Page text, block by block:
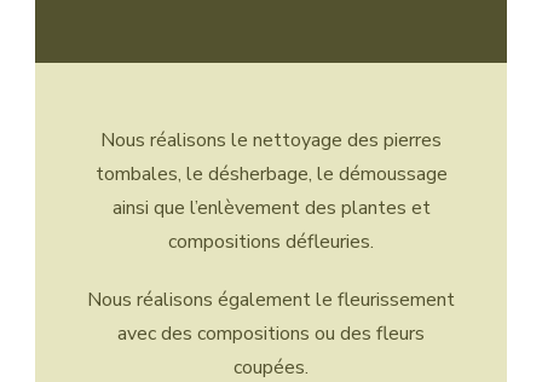
Nous réalisons le nettoyage des pierres
tombales, le désherbage, le démoussage
ainsi que l’enlèvement des plantes et
compositions défleuries.
Nous réalisons également le fleurissement
avec des compositions ou des fleurs
coupées.